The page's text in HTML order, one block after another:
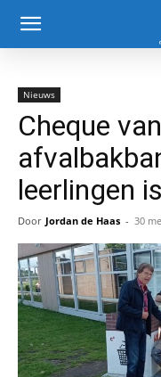
Nieuws
Cheque
leerlingen
Door Jordan de Haas - 30